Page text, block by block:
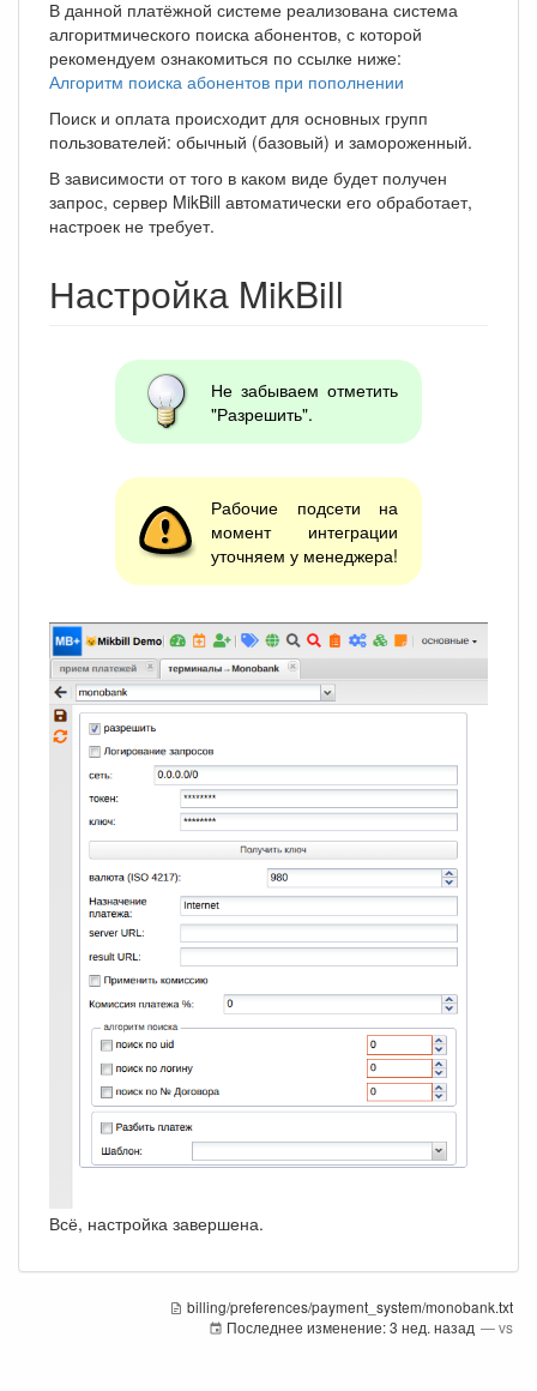
В данной платёжной системе реализована система
алгоритмического поиска абонентов, с которой
рекомендуем ознакомиться по ссылке ниже:
Алгоритм поиска абонентов при пополнении
Поиск и оплата происходит для основных групп
пользователей: обычный (базовый) и замороженный.
В зависимости от того в каком виде будет получен
запрос, сервер MikBill автоматически его обработает,
настроек не требует.
Настройка MikBill
Не забываем отметить
"Разрешить".
Рабочие подсети на
момент интеграции
уточняем у менеджера!
Всё, настройка завершена.
billing/preferences/payment_system/monobank.txt
Последнее изменение:3 нед. назад —vs